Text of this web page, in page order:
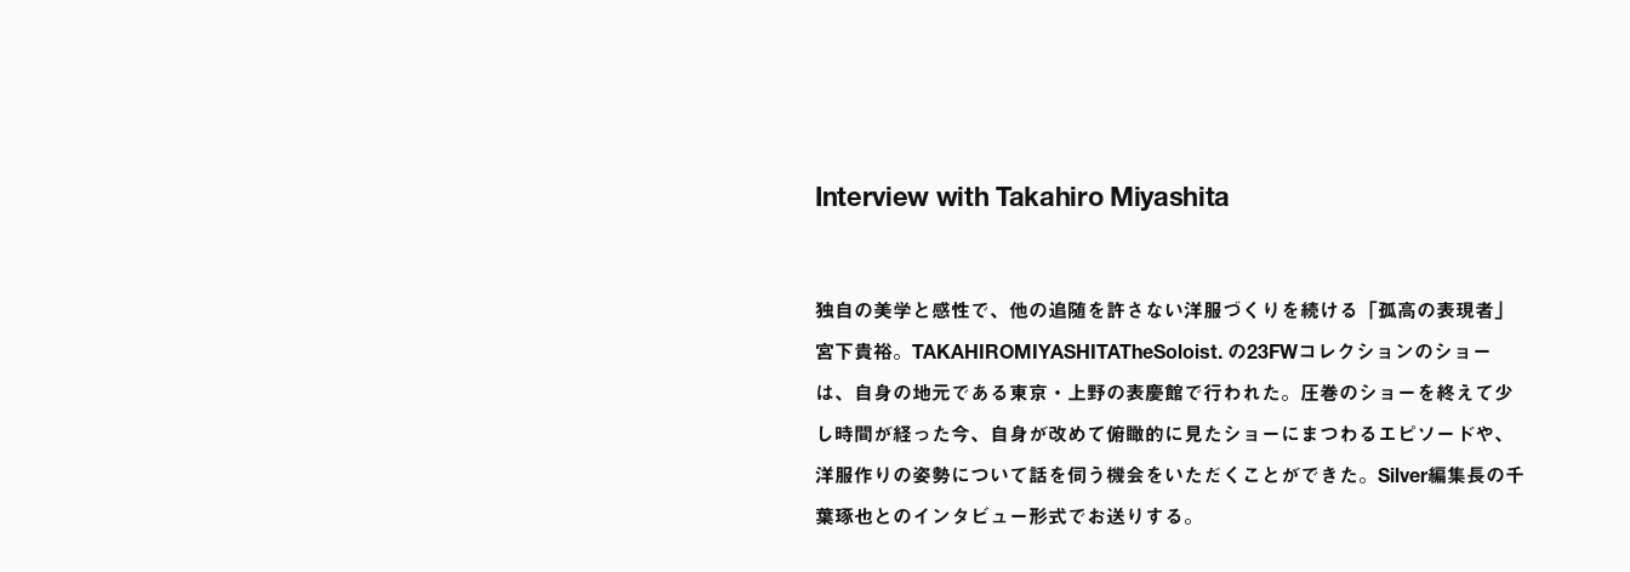
Interview with Takahiro Miyashita
独自の美学と感性で、他の追随を許さない洋服づくりを続ける「孤高の表現者」
宮下貴裕。TAKAHIROMIYASHITATheSoloist. の23FWコレクションのショー
は、自身の地元である東京・上野の表慶館で行われた。圧巻のショーを終えて少
し時間が経った今、自身が改めて俯瞰的に見たショーにまつわるエピソードや、
洋服作りの姿勢について話を伺う機会をいただくことができた。Silver編集長の千
葉琢也とのインタビュー形式でお送りする。